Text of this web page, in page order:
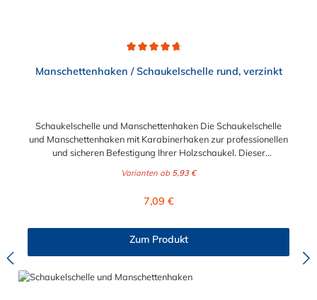
Manschettenhaken / Schaukelschelle rund, verzinkt
Schaukelschelle und Manschettenhaken Die Schaukelschelle
und Manschettenhaken mit Karabinerhaken zur professionellen
und sicheren Befestigung Ihrer Holzschaukel. Dieser
Rohre. Sie können wählen zwischen den Durchmessern 50mm,
Bohrloch, um dieser an der gewünschten Position zu fixieren.
mmMaterialstärke: 3 mm ACHTUNG: Die Schaukelschelle für
den Durchmesser 50mm besitzt kein Bohrloch zum Fixieren.
Hinweis: keine Herstellerzertifizierung / Herstellerangabe zur
Traglast, somit keine zertifizierte Verwendung im öffentlichen
Varianten ab 5,93 €
Regulärer Preis:
7,09 €
Zum Produkt